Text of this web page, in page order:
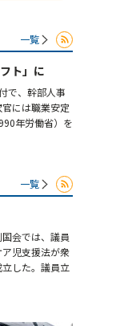
一覧
ト」に
で、幹部人事
には職業安定
年労働省）を
一覧
会では、議員
児支援法が衆
した。議員立